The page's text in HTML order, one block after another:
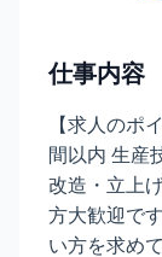
仕事内容
【求人のポ
間以内 生産
改造・立上
方大歓迎で
い方を求め